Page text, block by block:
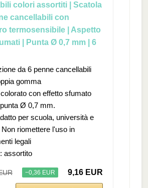
colori assortiti | Scatola
cancellabili con
termosensibile | Aspetto
| Punta Ø 0,7 mm | 6
da 6 penne cancellabili
gomma
con effetto sfumato
Ø 0,7 mm.
per scuola, università e
Non riomettere l'uso in
legali
assortito
−0,36 EUR 9,16 EUR